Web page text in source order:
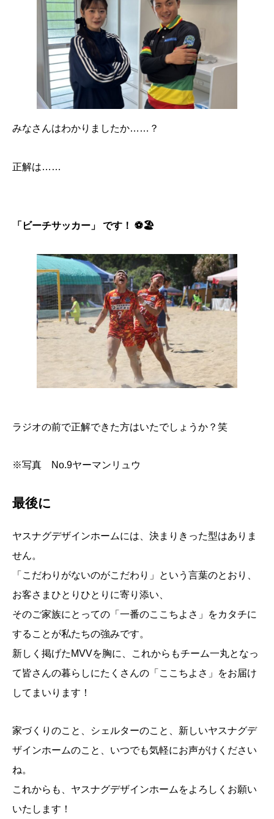
みなさんはわかりましたか……？
正解は……
「ビーチサッカー」 です！ ⚽🏖️
ラジオの前で正解できた方はいたでしょうか？笑
※写真 No.9ヤーマンリュウ
最後に
ヤスナグデザインホームには、決まりきった型はありま
せん。
「こだわりがないのがこだわり」という言葉のとおり、
お客さまひとりひとりに寄り添い、
そのご家族にとっての「一番のここちよさ」をカタチに
することが私たちの強みです。
新しく掲げたMVVを胸に、これからもチーム一丸となっ
て皆さんの暮らしにたくさんの「ここちよさ」をお届け
してまいります！
家づくりのこと、シェルターのこと、新しいヤスナグデ
ザインホームのこと、いつでも気軽にお声がけください
ね。
これからも、ヤスナグデザインホームをよろしくお願い
いたします！